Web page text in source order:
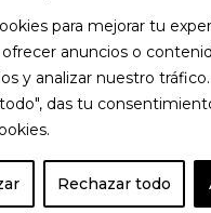
para mejorar tu
anuncios o
y analizar nuestro
das tu
Rechazar todo